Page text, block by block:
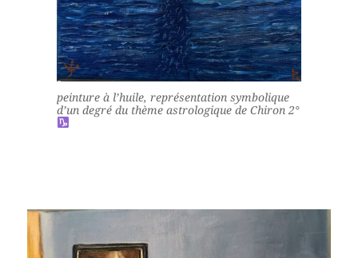
peinture à l’huile, représentation symbolique
d’un degré du thème astrologique de Chiron 2°